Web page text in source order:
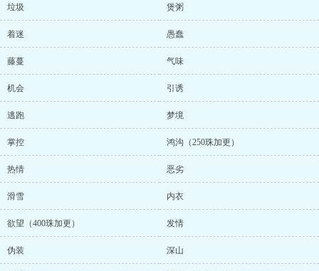
垃圾 煲粥
着迷 愚蠢
藤蔓 气味
机会 引诱
逃跑 梦境
掌控 鸿沟（250珠加更）
热情 恶劣
滑雪 内衣
欲望（400珠加更） 发情
伪装 深山